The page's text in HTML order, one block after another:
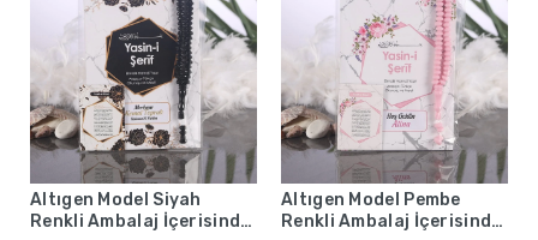
Altıgen Model Siyah
Renkli Ambalaj İçerisinde
Altıgen Model Pembe
Renkli Ambalaj İçerisinde